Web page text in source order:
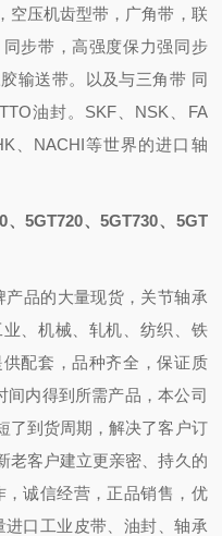
空压机齿型带，广角带，联
步带，高强度保力强同步
输送带。以及与三角带 同
油封。SKF、NSK、FA
、NACHI等世界的进口轴
、5GT720、5GT730、5GT
品的大量现货，关节轴承
、机械、轧机、纺织、铁
配套，品种齐全，保证质
间内得到所需产品，本公司
了到货周期，解决了客户订
老客户建立更亲密、持久的
，诚信经营，正品销售，优
进口工业皮带、油封、轴承